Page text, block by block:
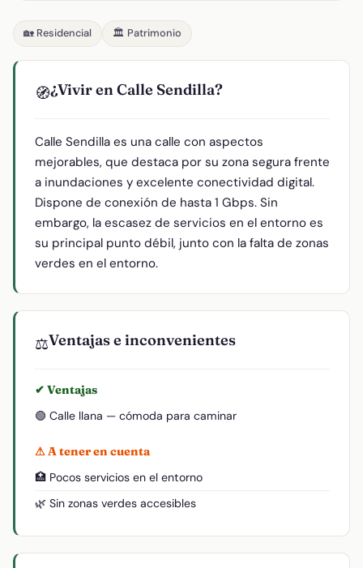
🏡 Residencial 🏛️ Patrimonio
🧭¿Vivir en Calle Sendilla?
Calle Sendilla es una calle con aspectos
mejorables, que destaca por su zona segura frente
a inundaciones y excelente conectividad digital.
Dispone de conexión de hasta 1 Gbps. Sin
embargo, la escasez de servicios en el entorno es
su principal punto débil, junto con la falta de zonas
verdes en el entorno.
⚖️Ventajas e inconvenientes
✔ Ventajas
🟢 Calle llana — cómoda para caminar
⚠ A tener en cuenta
🏥 Pocos servicios en el entorno
🌿 Sin zonas verdes accesibles